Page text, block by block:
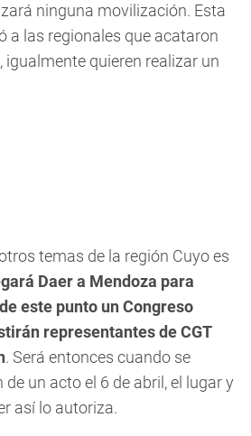
ninguna movilización. Esta
a las regionales que acataron
igualmente quieren realizar un
temas de la región Cuyo es
Daer a Mendoza para
este punto un Congreso
representantes de CGT
. Será entonces cuando se
un acto el 6 de abril, el lugar y
así lo autoriza.